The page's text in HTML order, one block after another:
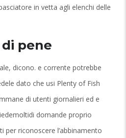
in vetta agli elenchi delle
pene
dicono. e corrente potrebbe
dato che usi Plenty of Fish
di utenti giornalieri ed e
domande proprio
per riconoscere l’abbinamento